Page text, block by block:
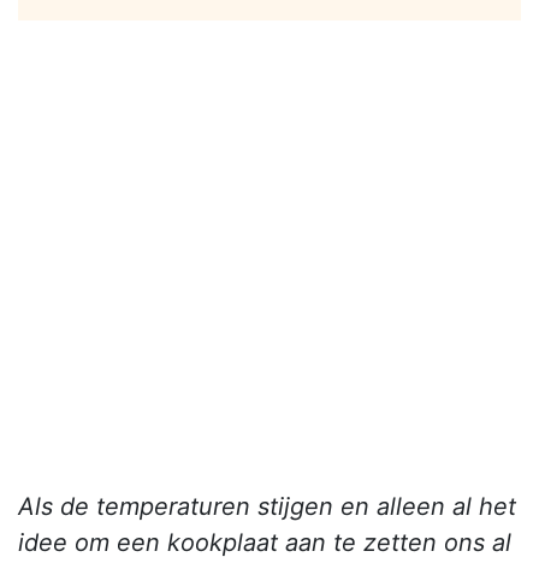
Als de temperaturen stijgen en alleen al het
idee om een kookplaat aan te zetten ons al